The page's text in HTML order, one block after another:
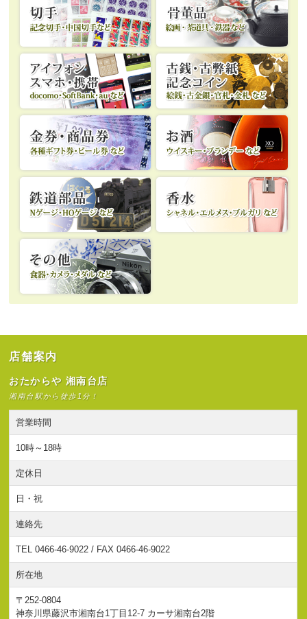
店舗案内
おたからや 湘南台店
湘南台駅から徒歩1分！
営業時間
10時～18時
定休日
日・祝
連絡先
TEL 0466-46-9022 / FAX 0466-46-9022
所在地
〒252-0804
神奈川県藤沢市湘南台1丁目12-7 カーサ湘南台2階